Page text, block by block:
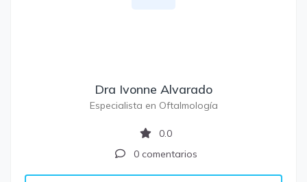
Dra Ivonne Alvarado
Especialista en Oftalmología
0.0
0 comentarios